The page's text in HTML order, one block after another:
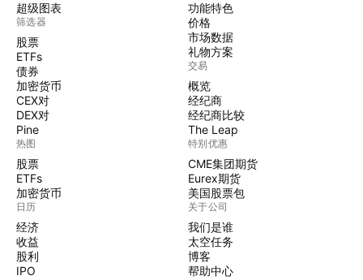
超级图表
筛选器
股票
ETFs
债券
加密货币
CEX对
DEX对
Pine
热图
股票
ETFs
加密货币
日历
经济
收益
股利
IPO
功能特色
价格
市场数据
礼物方案
交易
概览
经纪商
经纪商比较
The Leap
特别优惠
CME集团期货
Eurex期货
美国股票包
关于公司
我们是谁
太空任务
博客
帮助中心